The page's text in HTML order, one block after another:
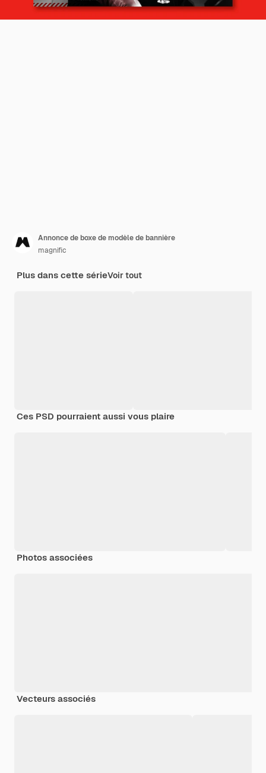
Annonce de boxe de modèle de bannière
magnific
Plus dans cette sérieVoir tout
Ces PSD pourraient aussi vous plaire
Photos associées
Vecteurs associés